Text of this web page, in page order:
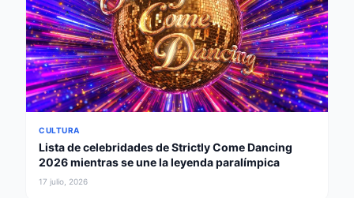
CULTURA
Lista de celebridades de Strictly Come Dancing
2026 mientras se une la leyenda paralímpica
17 julio, 2026